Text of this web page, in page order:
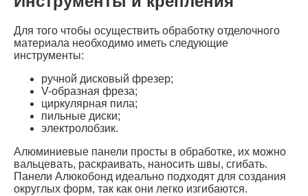
Для того чтобы осуществить обработку отделочного
материала необходимо иметь следующие
инструменты:
ручной дисковый фрезер;
V-образная фреза;
циркулярная пила;
пильные диски;
электролобзик.
Алюминиевые панели просты в обработке, их можно
вальцевать, раскраивать, наносить швы, сгибать.
Панели Алюкобонд идеально подходят для создания
округлых форм, так как они легко изгибаются.